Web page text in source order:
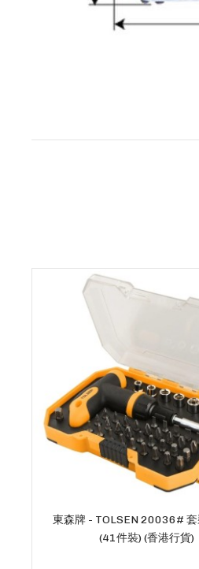
東森牌 - TOLSEN 20036#
(41件裝) (香港行貨)